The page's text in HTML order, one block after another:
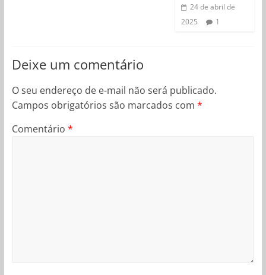
24 de abril de
2025
1
Deixe um comentário
O seu endereço de e-mail não será publicado.
Campos obrigatórios são marcados com *
Comentário *